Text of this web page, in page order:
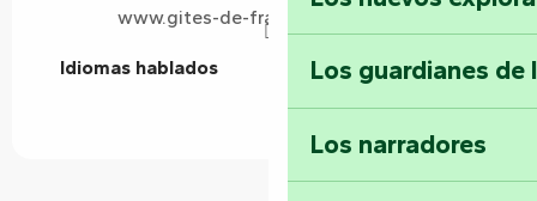
Los guardianes de
Los narradores
www.gites-de-france-vendee.com
Idiomas hablados
Idiomas hablados